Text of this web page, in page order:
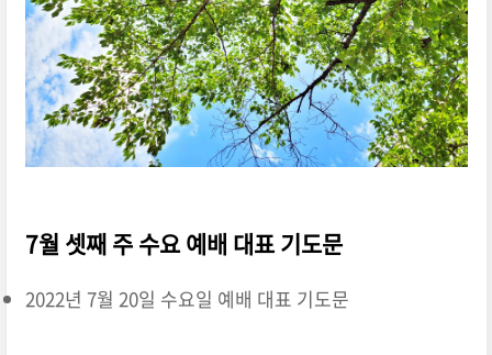
7월 셋째 주 수요 예배 대표 기도문
2022년 7월 20일 수요일 예배 대표 기도문